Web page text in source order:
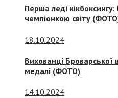
Перша леді
чемпіонкою світу
18.10.2024
Вихованці Броварської
медалі (ФОТО)
14.10.2024